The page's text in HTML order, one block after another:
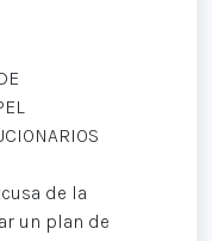
de la
un plan de